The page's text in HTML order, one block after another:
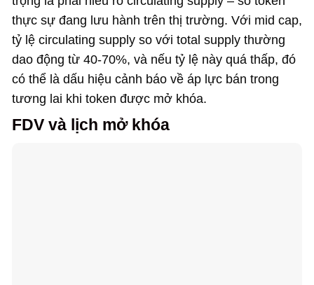
thực sự đang lưu hành trên thị trường. Với mid cap,
tỷ lệ circulating supply so với total supply thường
dao động từ 40-70%, và nếu tỷ lệ này quá thấp, đó
có thể là dấu hiệu cảnh báo về áp lực bán trong
tương lai khi token được mở khóa.
FDV và lịch mở khóa